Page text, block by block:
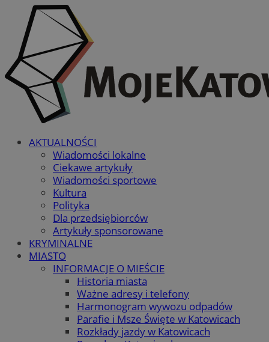
AKTUALNOŚCI
Wiadomości lokalne
Ciekawe artykuły
Wiadomości sportowe
Kultura
Polityka
Dla przedsiębiorców
Artykuły sponsorowane
KRYMINALNE
MIASTO
INFORMACJE O MIEŚCIE
Historia miasta
Ważne adresy i telefony
Harmonogram wywozu odpadów
Parafie i Msze Święte w Katowicach
Rozkłady jazdy w Katowicach